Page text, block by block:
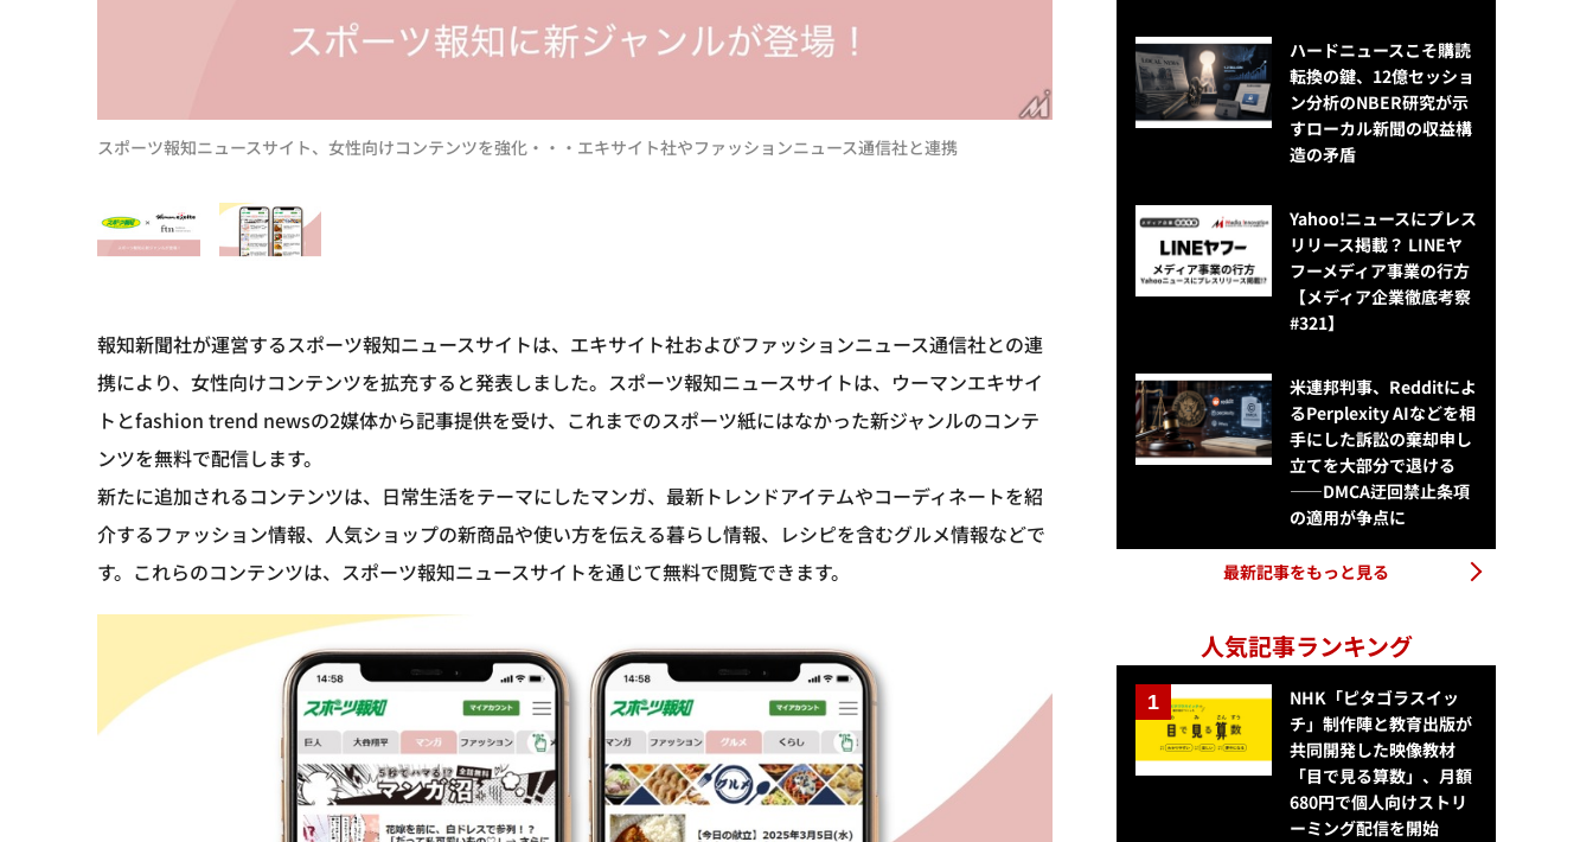
スポーツ報知ニュースサイト、女性向けコンテンツを強化・・・エキサイト社やファッションニュース通信社と連携
報知新聞社が運営するスポーツ報知ニュースサイトは、エキサイト社およびファッションニュース通信社との連
携により、女性向けコンテンツを拡充すると発表しました。スポーツ報知ニュースサイトは、ウーマンエキサイ
トとfashion trend newsの2媒体から記事提供を受け、これまでのスポーツ紙にはなかった新ジャンルのコンテ
ンツを無料で配信します。
新たに追加されるコンテンツは、日常生活をテーマにしたマンガ、最新トレンドアイテムやコーディネートを紹
介するファッション情報、人気ショップの新商品や使い方を伝える暮らし情報、レシピを含むグルメ情報などで
す。これらのコンテンツは、スポーツ報知ニュースサイトを通じて無料で閲覧できます。
ハードニュースこそ購読
転換の鍵、12億セッショ
ン分析のNBER研究が示
すローカル新聞の収益構
造の矛盾
Yahoo!ニュースにプレス
リリース掲載？ LINEヤ
フーメディア事業の行方
【メディア企業徹底考察
#321】
米連邦判事、Redditによ
るPerplexity AIなどを相
手にした訴訟の棄却申し
立てを大部分で退ける
——DMCA迂回禁止条項
の適用が争点に
最新記事をもっと見る
人気記事ランキング
NHK「ピタゴラスイッ
チ」制作陣と教育出版が
共同開発した映像教材
「目で見る算数」、月額
680円で個人向けストリ
ーミング配信を開始